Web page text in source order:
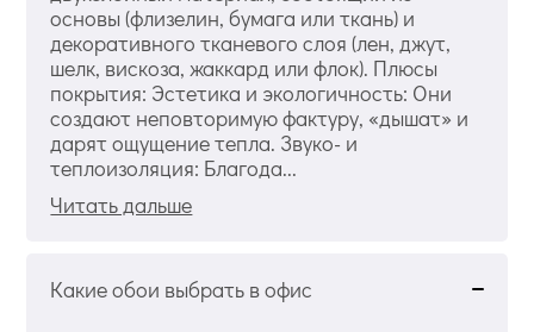
основы (флизелин, бумага или ткань) и
декоративного тканевого слоя (лен, джут,
шелк, вискоза, жаккард или флок). Плюсы
покрытия: Эстетика и экологичность: Они
создают неповторимую фактуру, «дышат» и
дарят ощущение тепла. Звуко- и
теплоизоляция: Благода...
Читать дальше
Какие обои выбрать в офис